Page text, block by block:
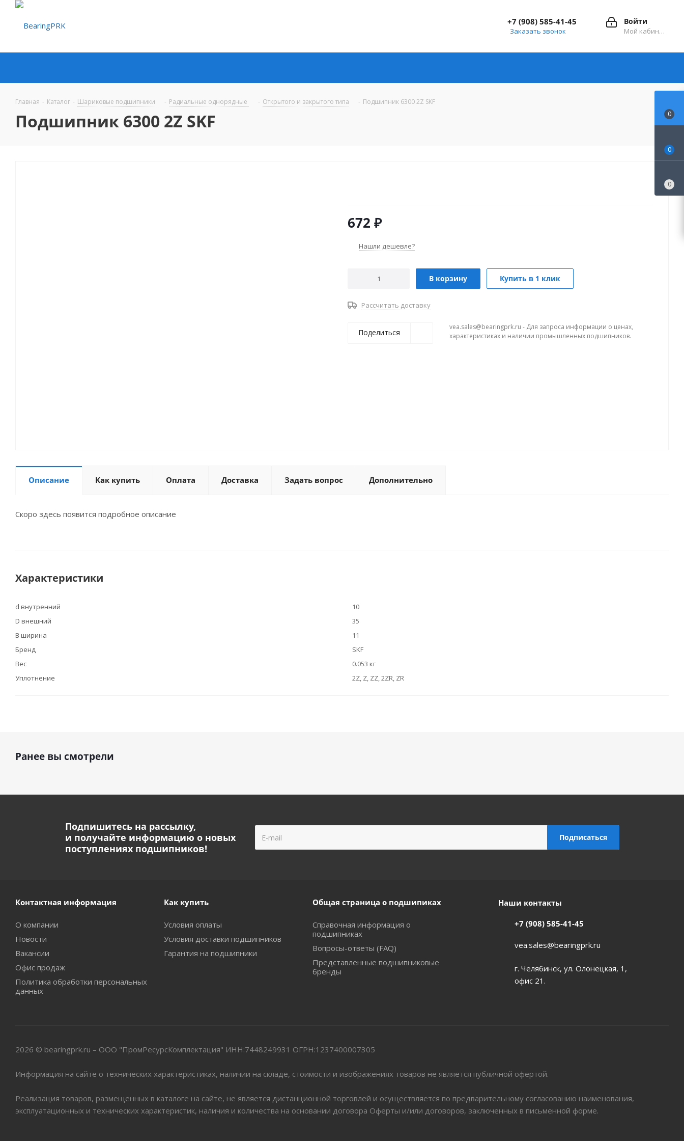
Войти
Мой кабинет
+7 (908) 585-41-45
Заказать звонок
Главная - Каталог - Шариковые подшипники - Радиальные однорядные - Открытого и закрытого типа - Подшипник 6300 2Z SKF
Подшипник 6300 2Z SKF
672 ₽
Нашли дешевле?
В корзину Купить в 1 клик
Рассчитать доставку
Поделиться
vea.sales@bearingprk.ru - Для запроса информации о ценах,
характеристиках и наличии промышленных подшипников.
Описание Как купить Оплата Доставка Задать вопрос Дополнительно
Скоро здесь появится подробное описание
Характеристики
d внутренний
10
D внешний
35
B ширина
11
Бренд
SKF
Вес
0.053 кг
Уплотнение
2Z, Z, ZZ, 2ZR, ZR
Ранее вы смотрели
Подпишитесь на рассылку,
и получайте информацию о новых
поступлениях подшипников!
Контактная информация
О компании
Новости
Вакансии
Офис продаж
Политика обработки персональных
данных
Как купить
Условия оплаты
Условия доставки подшипников
Гарантия на подшипники
Общая страница о подшипиках
Справочная информация о
подшипниках
Вопросы-ответы (FAQ)
Представленные подшипниковые
бренды
Наши контакты
+7 (908) 585-41-45
vea.sales@bearingprk.ru
г. Челябинск, ул. Олонецкая, 1,
офис 21.
2026 © bearingprk.ru – ООО "ПромРесурсКомплектация" ИНН:7448249931 ОГРН:1237400007305
Информация на сайте о технических характеристиках, наличии на складе, стоимости и изображениях товаров не является публичной офертой.
Реализация товаров, размещенных в каталоге на сайте, не является дистанционной торговлей и осуществляется по предварительному согласованию наименования,
эксплуатационных и технических характеристик, наличия и количества на основании договора Оферты и/или договоров, заключенных в письменной форме.
0
0
0